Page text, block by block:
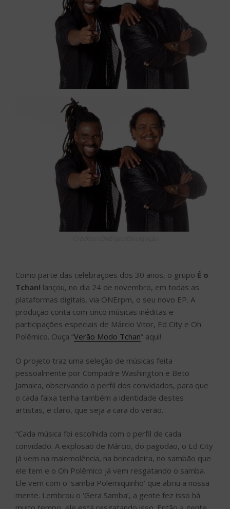
Como parte das celebrações dos 30 anos, o grupo É o
Tchan! lançou, no dia 24 de novembro, em todas as
plataformas digitais, via ONErpm, o seu novo EP. A
produção conta com cinco músicas inéditas e
participações especiais de Márcio Vitor, Ed City e Oh
Polêmico. Ouça “Verão Modo Tchan” aqui!
O projeto traz uma seleção de músicas feita
pessoalmente por Compadre Washington e Beto
Jamaica, observando o perfil dos convidados, para que
o cada faixa tenha também a identidade destes
artistas, e claro, que seja a cara do verão.
“Cada música foi escolhida com o perfil de cada
convidado. A explosão de Márcio, do pagodão, o Ed City
já vem na malemolência, na brincadeira, no sambão que
ele tem e o Oh Polêmico já vem resgatando o samba.
Ele vem com o ‘samba Polemiquinho’ que abriu a nossa
mente. Lembrou o ‘Gera Samba’, a gente fez isso há